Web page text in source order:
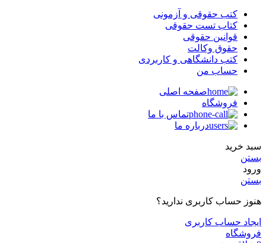
کتب حقوقی و آزمونی
کتاب تست حقوقی
قوانین حقوقی
حقوق وکالت
کتب دانشگاهی و کاربردی
حساب من
صفحه اصلی
فروشگاه
تماس با ما
درباره ما
سبد خرید
بستن
ورود
بستن
هنوز حساب کاربری ندارید؟
ایجاد حساب کاربری
فروشگاه